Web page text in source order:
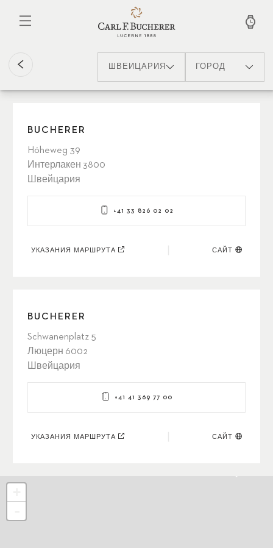
основному
ШВЕЙЦАРИЯ ГОРОД
BUCHERER
Höheweg 39
Интерлакен 3800
Швейцария
+41 33 826 02 02
УКАЗАНИЯ МАРШРУТА САЙТ
BUCHERER
Schwanenplatz 5
Люцерн 6002
Швейцария
+41 41 369 77 00
УКАЗАНИЯ МАРШРУТА САЙТ